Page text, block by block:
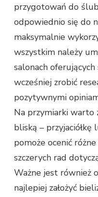
przygotowań do
odpowiednio się do
maksymalnie
wszystkim należy
salonach
wcześniej zrobić
pozytywnymi
Na przymiarki warto
bliską – przyjaciółkę
pomoże ocenić
szczerych rad
Ważne jest również
najlepiej założyć